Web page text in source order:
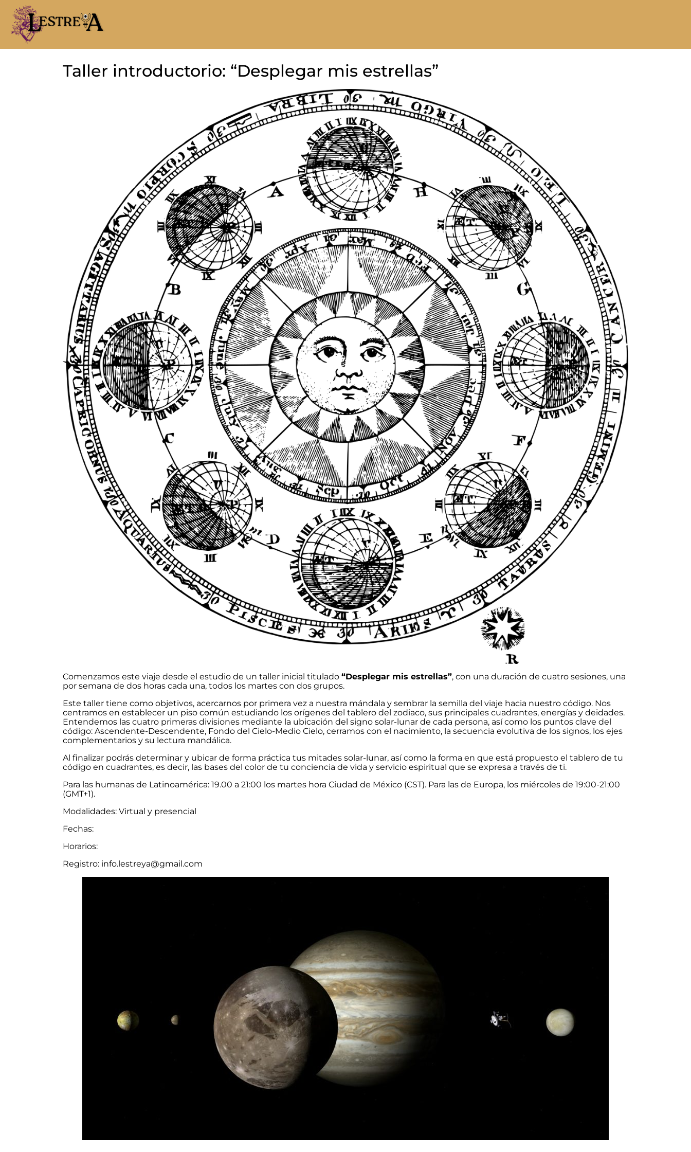
Taller introductorio: “Desplegar mis estrellas”
Comenzamos este viaje desde el estudio de un taller inicial titulado “Desplegar mis estrellas”, con una duración de cuatro sesiones, una
por semana de dos horas cada una, todos los martes con dos grupos.
Este taller tiene como objetivos, acercarnos por primera vez a nuestra mándala y sembrar la semilla del viaje hacia nuestro código. Nos
centramos en establecer un piso común estudiando los orígenes del tablero del zodiaco, sus principales cuadrantes, energías y deidades.
Entendemos las cuatro primeras divisiones mediante la ubicación del signo solar-lunar de cada persona, así como los puntos clave del
código: Ascendente-Descendente, Fondo del Cielo-Medio Cielo, cerramos con el nacimiento, la secuencia evolutiva de los signos, los ejes
complementarios y su lectura mandálica.
Al finalizar podrás determinar y ubicar de forma práctica tus mitades solar-lunar, así como la forma en que está propuesto el tablero de tu
código en cuadrantes, es decir, las bases del color de tu conciencia de vida y servicio espiritual que se expresa a través de ti.
Para las humanas de Latinoamérica: 19.00 a 21:00 los martes hora Ciudad de México (CST). Para las de Europa, los miércoles de 19:00-21:00
(GMT+1).
Modalidades: Virtual y presencial
Fechas:
Horarios:
Registro: info.lestreya@gmail.com